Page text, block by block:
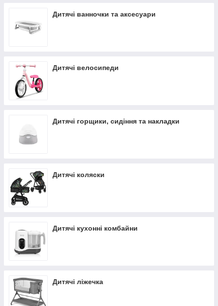
Дитячі ванночки та аксесуари
Дитячі велосипеди
Дитячі горщики, сидіння та накладки
Дитячі коляски
Дитячі кухонні комбайни
Дитячі ліжечка